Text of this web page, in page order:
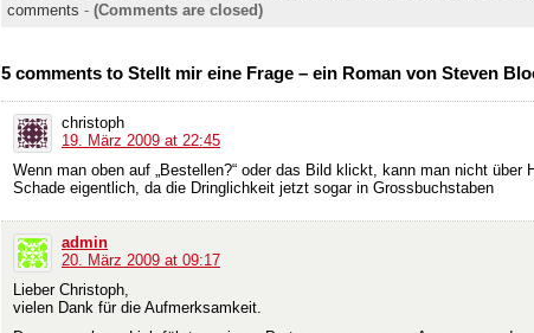
comments - (Comments are closed)
5 comments to Stellt mir eine Frage – ein Roman von Steven
christoph
19. März 2009 at 22:45
Wenn man oben auf „Bestellen?“ oder das Bild klickt, kann man nicht über
Schade eigentlich, da die Dringlichkeit jetzt sogar in Grossbuchstaben
admin
20. März 2009 at 09:17
Lieber Christoph,
vielen Dank für die Aufmerksamkeit.